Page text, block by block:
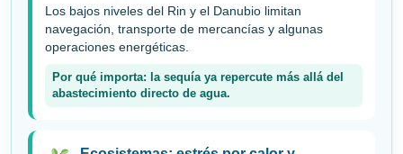
Los bajos niveles del Rin y el Danubio limitan
navegación, transporte de mercancías y algunas
operaciones energéticas.
Por qué importa: la sequía ya repercute más allá del
abastecimiento directo de agua.